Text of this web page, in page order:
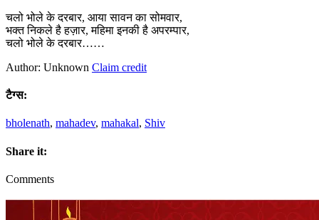
चलो भोले के दरबार, आया सावन का सोमवार,
भक्त निकले है हज़ार, महिमा इनकी है अपरम्पार,
चलो भोले के दरबार……
Author: Unknown Claim credit
टैग्स:
bholenath, mahadev, mahakal, Shiv
Share it:
Comments